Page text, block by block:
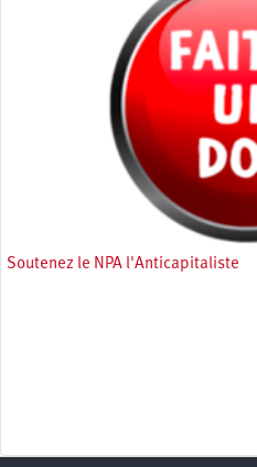
Soutenez le NPA l'Anticapitaliste